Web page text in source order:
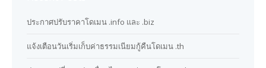
ประกาศปรับราคาโดเมน .info และ .biz
แจ้งเตือนวันเริ่มเก็บค่าธรรมเนียมกู้คืนโดเมน .th